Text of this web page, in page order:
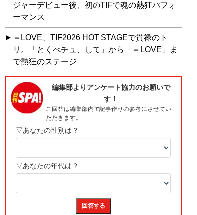
ジャーデビュー後、初のTIFで魂の熱狂パフォ
ーマンス
＝LOVE、TIF2026 HOT STAGEで貫禄のト
リ。「とくべチュ、して」から「＝LOVE」ま
で熱狂のステージ